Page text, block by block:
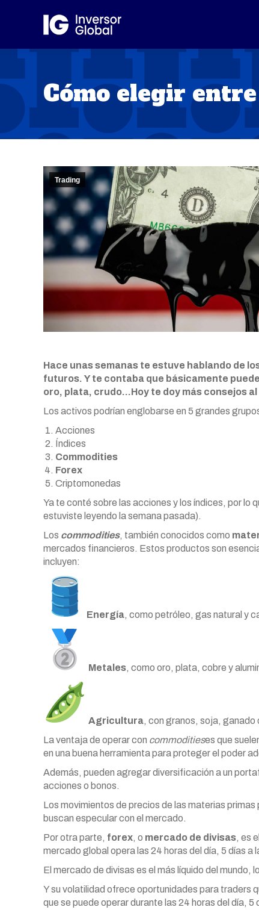
Cómo elegir
Trading
Hace unas semanas te estuve hablando de
futuros. Y te contaba que básicamente
oro, plata, crudo…Hoy te doy más consejos
Los activos podrían englobarse en 5 grandes
Acciones
Índices
Commodities
Forex
Criptomonedas
Ya te conté sobre las acciones y los índices, por lo
estuviste leyendo la semana pasada).
Los commodities, también conocidos como
mercados financieros. Estos productos son
incluyen:
Energía, como petróleo, gas natural y
Metales, como oro, plata, cobre y
Agricultura, con granos, soja, ganado
La ventaja de operar con commoditieses que
en una buena herramienta para proteger el poder
Además, pueden agregar diversificación a un
acciones o bonos.
Los movimientos de precios de las materias
buscan especular con el mercado.
Por otra parte, forex, o mercado de divisas, es
mercado global opera las 24 horas del día, 5 días
El mercado de divisas es el más líquido del mundo,
Y su volatilidad ofrece oportunidades para traders
que se puede operar durante las 24 horas del día,